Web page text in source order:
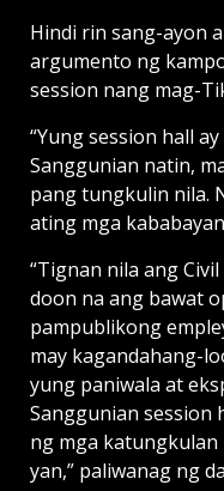
Hindi rin sang-ayon
argumento ng
session nang mag-
“Yung session hall
Sanggunian natin,
pang tungkulin nila.
ating mga
“Tignan nila ang
doon na ang bawat
pampublikong
may kagandahang-
yung paniwala at
Sanggunian session
ng mga katungkulan
yan,” paliwanag ng